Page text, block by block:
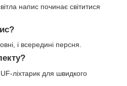
напис починає світитися
і всередині персня.
ліхтарик для швидкого